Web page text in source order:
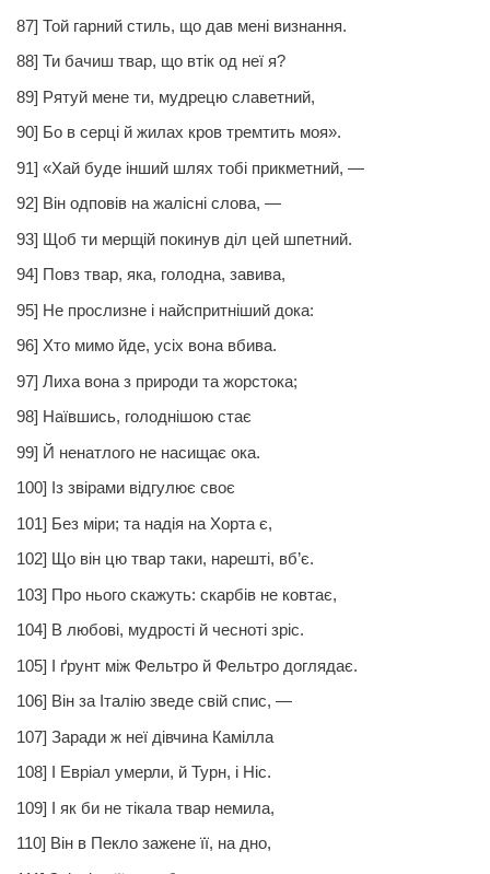
87] Той гарний стиль, що дав мені визнання.
88] Ти бачиш твар, що втік од неї я?
89] Рятуй мене ти, мудрецю славетний,
90] Бо в серці й жилах кров тремтить моя».
91] «Хай буде інший шлях тобі прикметний, —
92] Він одповів на жалісні слова, —
93] Щоб ти мерщій покинув діл цей шпетний.
94] Повз твар, яка, голодна, завива,
95] Не прослизне і найспритніший дока:
96] Хто мимо йде, усіх вона вбива.
97] Лиха вона з природи та жорстока;
98] Наївшись, голоднішою стає
99] Й ненатлого не насищає ока.
100] Із звірами відгулює своє
101] Без міри; та надія на Хорта є,
102] Що він цю твар таки, нарешті, вб’є.
103] Про нього скажуть: скарбів не ковтає,
104] В любові, мудрості й чесноті зріс.
105] І ґрунт між Фельтро й Фельтро доглядає.
106] Він за Італію зведе свій спис, —
107] Заради ж неї дівчина Камілла
108] І Евріал умерли, й Турн, і Ніс.
109] І як би не тікала твар немила,
110] Він в Пекло зажене її, на дно,